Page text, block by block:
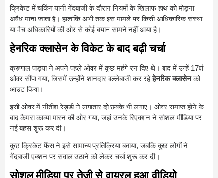
क्रिकेट में चकिंग यानी गेंदबाजी के दौरान नियमों के खिलाफ हाथ को मोड़ना
अवैध माना जाता है। हालांकि अभी तक इस मामले पर किसी आधिकारिक संस्था
या मैच अधिकारियों की ओर से कोई बयान सामने नहीं आया है।
हेनरिक क्लासेन के विकेट के बाद बढ़ी चर्चा
क्रुणाल पांड्या ने अपने पहले ओवर में कुछ महंगे रन दिए थे। बाद में उन्हें 17वां
ओवर सौंपा गया, जिसमें उन्होंने शानदार बल्लेबाजी कर रहेहेनरिक क्लासेनको
आउट किया।
इसी ओवर में नीतीश रेड्डी ने लगातार दो छक्के भी लगाए। ओवर समाप्त होने के
बाद कैमरा काव्या मारन की ओर गया, जहां उनके रिएक्शन ने सोशल मीडिया पर
नई बहस शुरू कर दी।
कुछ क्रिकेट फैंस ने इसे सामान्य प्रतिक्रिया बताया, जबकि कुछ लोगों ने
गेंदबाजी एक्शन पर सवाल उठाने को लेकर चर्चा शुरू कर दी।
सोशल मीडिया पर तेजी से वायरल हुआ वीडियो